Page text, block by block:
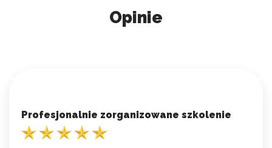
Opinie
Profesjonalnie zorganizowane szkolenie